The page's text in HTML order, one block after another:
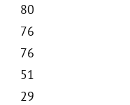
80
76
76
51
29